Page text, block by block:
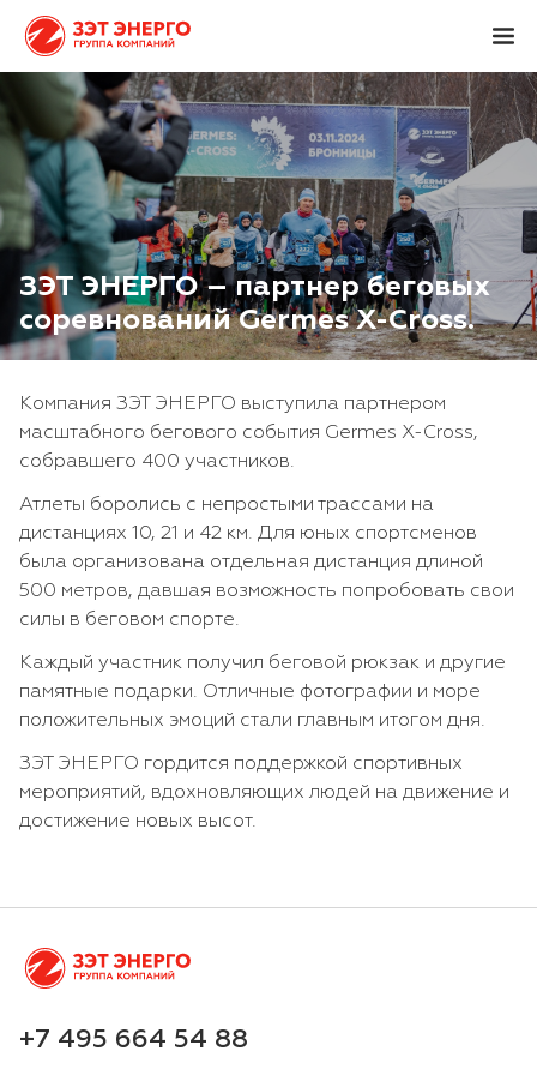
ЗЭТ ЭНЕРГО – партнер беговых
соревнований Germes X-Cross.
Компания ЗЭТ ЭНЕРГО выступила партнером
масштабного бегового события Germes X-Cross,
собравшего 400 участников.
Атлеты боролись с непростыми трассами на
дистанциях 10, 21 и 42 км. Для юных спортсменов
была организована отдельная дистанция длиной
500 метров, давшая возможность попробовать свои
силы в беговом спорте.
Каждый участник получил беговой рюкзак и другие
памятные подарки. Отличные фотографии и море
положительных эмоций стали главным итогом дня.
ЗЭТ ЭНЕРГО гордится поддержкой спортивных
мероприятий, вдохновляющих людей на движение и
достижение новых высот.
+7 495 664 54 88